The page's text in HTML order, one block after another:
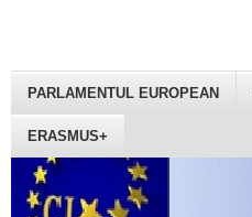
PARLAMENTUL EUROPEAN
ERASMUS+